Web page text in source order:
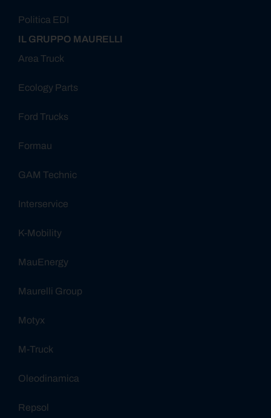
Politica EDI
IL GRUPPO MAURELLI
Area Truck
Ecology Parts
Ford Trucks
Formau
GAM Technic
Interservice
K-Mobility
MauEnergy
Maurelli Group
Motyx
M-Truck
Oleodinamica
Repsol